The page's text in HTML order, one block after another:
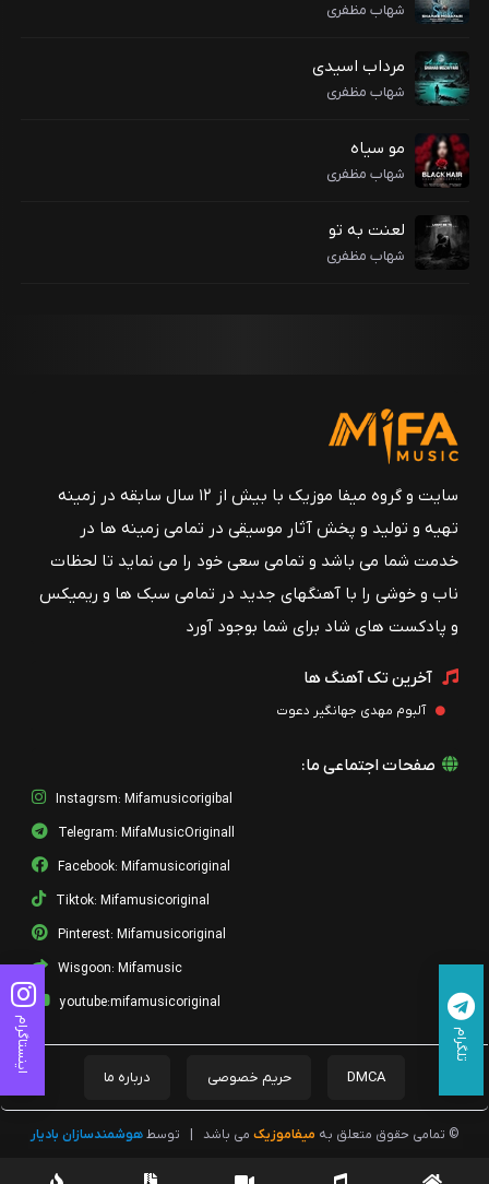
شهاب مظفری
مرداب اسیدی
شهاب مظفری
مو سیاه
شهاب مظفری
لعنت به تو
شهاب مظفری
سایت و گروه میفا موزیک با بیش از ۱۲ سال سابقه در زمینه
تهیه و تولید و پخش آثار موسیقی در تمامی زمینه ها در
خدمت شما می باشد و تمامی سعی خود را می نماید تا لحظات
ناب و خوشی را با آهنگهای جدید در تمامی سبک ها و ریمیکس
و پادکست های شاد برای شما بوجود آورد
آخرین تک آهنگ ها
آلبوم مهدی جهانگیر دعوت
صفحات اجتماعی ما:
Instagrsm: Mifamusicorigibal
Telegram: MifaMusicOriginall
Facebook: Mifamusicoriginal
Tiktok: Mifamusicoriginal
Pinterest: Mifamusicoriginal
Wisgoon: Mifamusic
youtube:mifamusicoriginal
DMCA حریم خصوصی درباره ما
© تمامی حقوق متعلق به میفاموزیک می باشد توسطهوشمندسازان بادیار
اینستاگرام تلگرام